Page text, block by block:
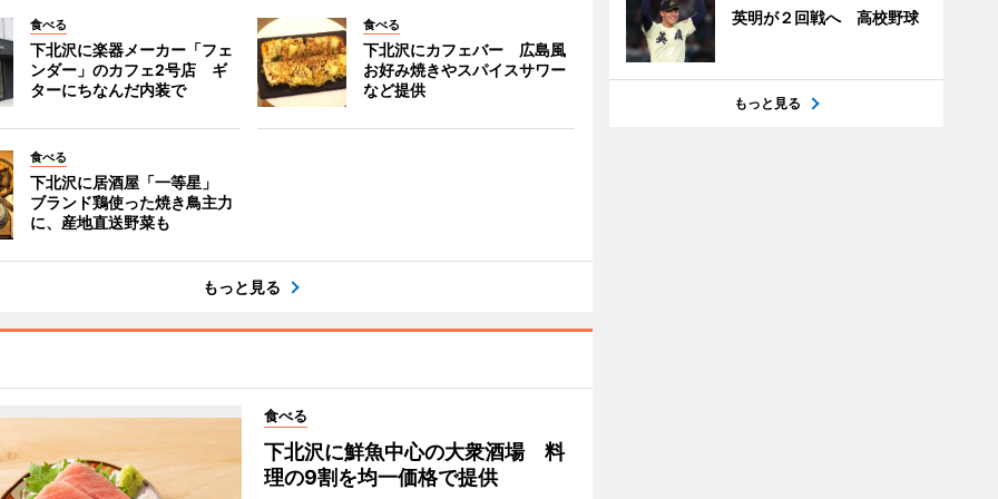
食べる
下北沢に楽器メーカー「フェ
ンダー」のカフェ2号店 ギ
ターにちなんだ内装で
食べる
下北沢にカフェバー 広島風
お好み焼きやスパイスサワー
など提供
食べる
下北沢に居酒屋「一等星」
ブランド鶏使った焼き鳥主力
に、産地直送野菜も
もっと見る
食べる
下北沢に鮮魚中心の大衆酒場 料
理の9割を均一価格で提供
英明が２回戦へ 高校野球
もっと見る